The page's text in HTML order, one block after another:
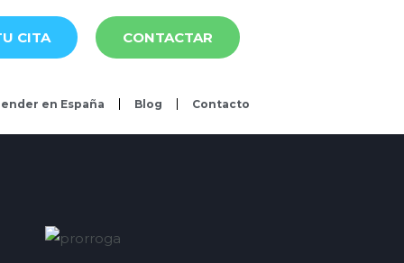
CITA CONTACTAR
en España Blog Contacto